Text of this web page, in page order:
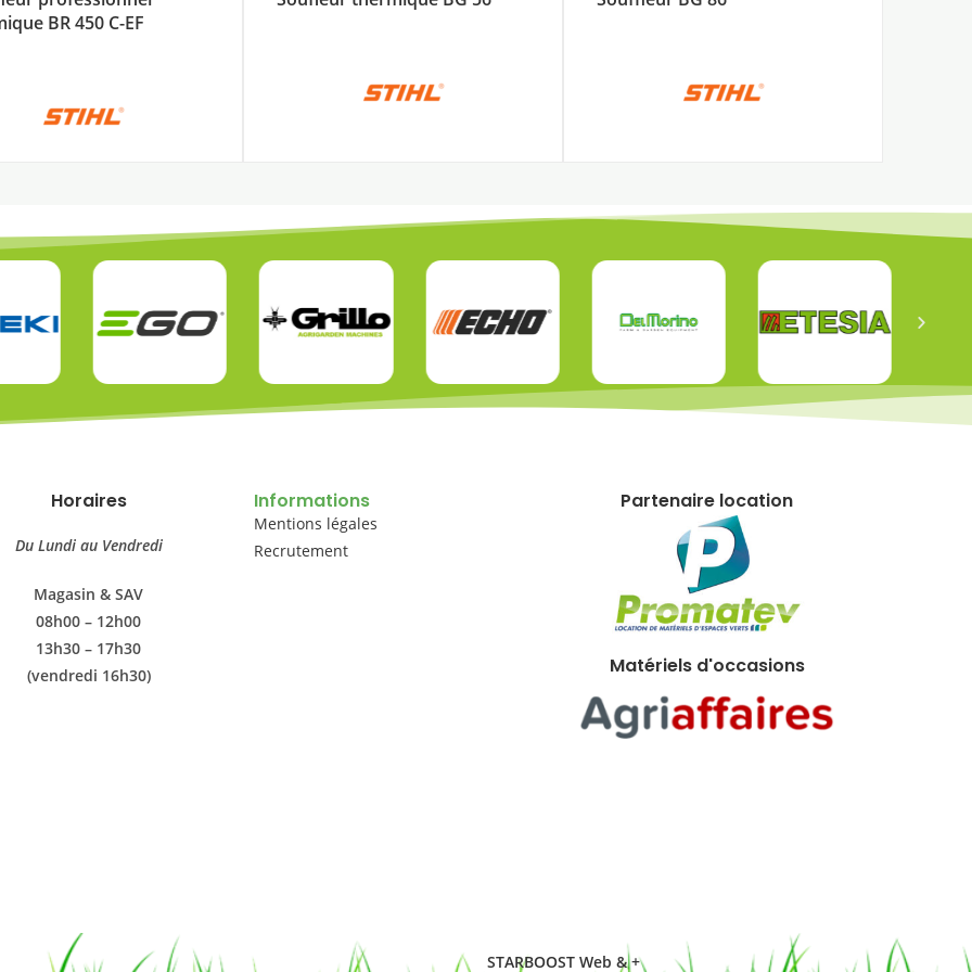
BR 450 C-EF
Horaires
Du Lundi au Vendredi
Magasin & SAV
08h00 – 12h00
13h30 – 17h30
(vendredi 16h30)
Informations
Mentions légales
Recrutement
Partenaire location
Matériels d'occasions
STARBOOST Web & +